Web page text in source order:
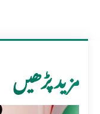
مزید پڑھیں